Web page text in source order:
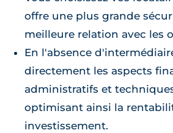
offre une plus grande
meilleure relation avec les
En l'absence
directement les aspects
administratifs et
optimisant ainsi la
investissement.